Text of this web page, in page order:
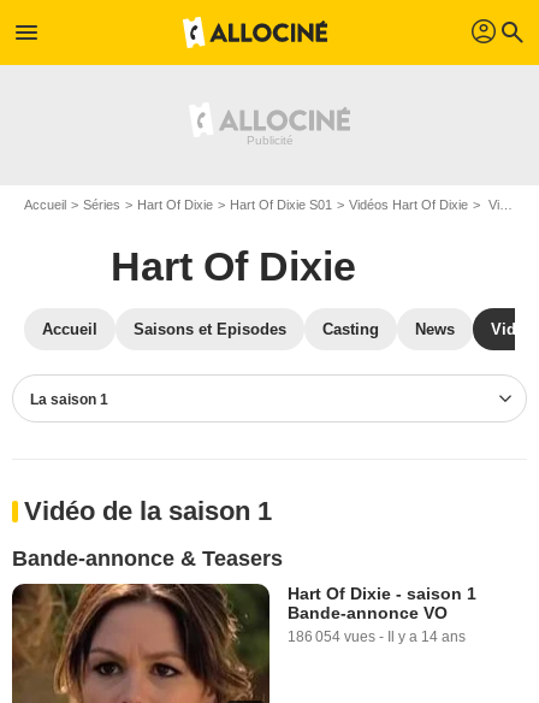
menu profil search
Accueil Séries Hart Of Dixie Hart Of Dixie S01 Vidéos Hart Of Dixie Vidéos Hart Of Dixie S01
Hart Of Dixie
Accueil Saisons et Episodes Casting News
La saison 1
Vidéo de la saison 1
Bande-annonce & Teasers
Hart Of Dixie - saison 1
Bande-annonce VO
186 054 vues - Il y a 14 ans